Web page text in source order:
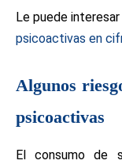
Le puede interesar
psicoactivas en
Algunos
psicoactivas
El consumo de